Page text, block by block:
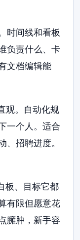
时间线和看板
负责什么、卡
文档编辑能
观。自动化规
一个人。适合
、招聘进度。
板、目标它都
有限但愿意花
臃肿，新手容